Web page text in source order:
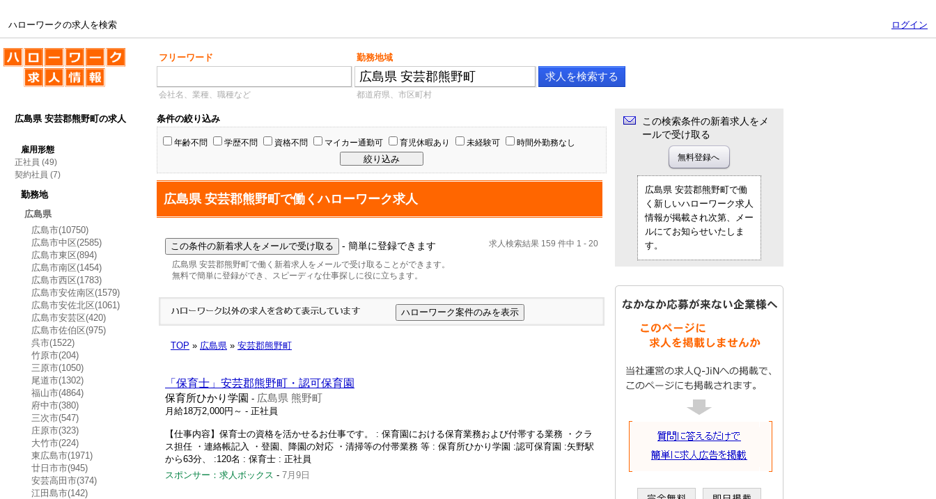
ハローワークの求人を検索 ログイン
ハローワークの求人を検索 フリーワード 勤務地域
会社名、業種、職種など 都道府県、市区町村
広島県 安芸郡熊野町の求人
雇用形態
正社員 (49)
契約社員 (7)
勤務地
広島県
広島市(10750)
広島市中区(2585)
広島市東区(894)
広島市南区(1454)
広島市西区(1783)
広島市安佐南区(1579)
広島市安佐北区(1061)
広島市安芸区(420)
広島市佐伯区(975)
呉市(1522)
竹原市(204)
三原市(1050)
尾道市(1302)
福山市(4864)
府中市(380)
三次市(547)
庄原市(323)
大竹市(224)
東広島市(1971)
廿日市市(945)
安芸高田市(374)
江田島市(142)
条件の絞り込み
年齢不問 学歴不問 資格不問 マイカー通勤可 育児休暇あり 未経験可 時間外勤務なし
広島県 安芸郡熊野町で働くハローワーク求人
求人検索結果 159 件中 1 - 20
- 簡単に登録できます
広島県 安芸郡熊野町で働く新着求人をメールで受け取ることができます。
無料で簡単に登録ができ、スピーディな仕事探しに役に立ちます。
TOP » 広島県 » 安芸郡熊野町
「保育士」安芸郡熊野町・認可保育園
保育所ひかり学園 - 広島県 熊野町
月給18万2,000円～ - 正社員
【仕事内容】保育士の資格を活かせるお仕事です。 : 保育園における保育業務および付帯する業務 ・クラ
ス担任 ・連絡帳記入 ・登園、降園の対応 ・清掃等の付帯業務 等 : 保育所ひかり学園 :認可保育園 :矢野駅
から63分、 :120名 : 保育士 : 正社員
スポンサー：求人ボックス - 7月9日
この検索条件の新着求人をメ
ールで受け取る
広島県 安芸郡熊野町で働
く新しいハローワーク求人
情報が掲載され次第、メー
ルにてお知らせいたしま
す。